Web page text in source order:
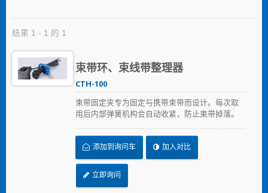
结果 1 - 1 的 1
束带环、束线带整理器
CTH-100
束带固定夹专为固定与携带束带而设计。每次取
用后内部弹簧机构会自动收紧，防止束带掉落。
合高处作业时使用，提升安全性与专注力。附金
属扣环，可轻松夹在腰带或裤头上，解放双手，
提升作业效率。
添加到询问车 加入对比
立即询问